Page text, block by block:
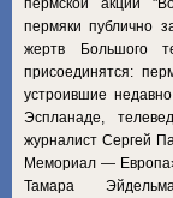
пермской акции
пермяки публично
жертв Большого
присоединятся:
устроившие
Эспланаде,
журналист Сергей
Мемориал —
Тамара